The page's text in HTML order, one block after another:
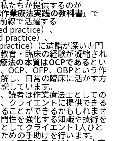
たちが提供するのが
業療法実践の教科書』で
線で活躍する
practice）、
practice）、
）に造詣が深い専門
育・臨床の経験が凝縮され
法の本質はOCPであるとい
OCP、OFP、OBPという作
し、日常の臨床に活かす方
しています。
読者は作業療法士としての
クライエントに提供できる
ことができるかもしれませ
性を強化する知識や技術を
してクライエント1人ひと
めの手助けを行います。